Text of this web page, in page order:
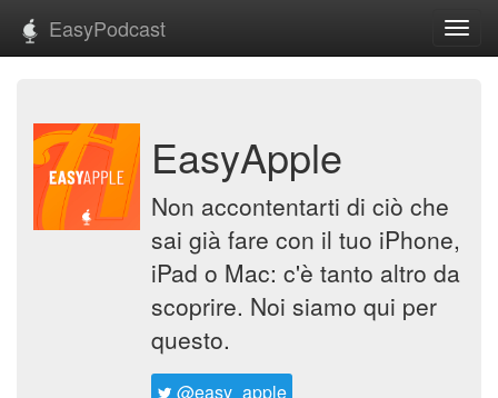
EasyPodcast
EasyApple
Non accontentarti di ciò che
sai già fare con il tuo iPhone,
iPad o Mac: c'è tanto altro da
scoprire. Noi siamo qui per
questo.
@easy_apple